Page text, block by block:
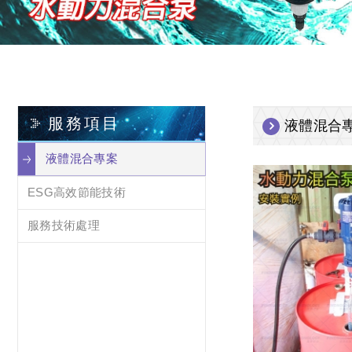
服務項目
液體混合專案
ESG高效節能技術
服務技術處理
液體混合